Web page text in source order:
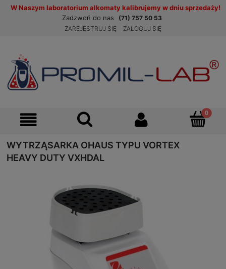
W Naszym laboratorium alkomaty kalibrujemy w dniu sprzedaży!
Zadzwoń do nas
(71) 757 50 53
ZAREJESTRUJ SIĘ
ZALOGUJ SIĘ
WYTRZĄSARKA OHAUS TYPU VORTEX
HEAVY DUTY VXHDAL